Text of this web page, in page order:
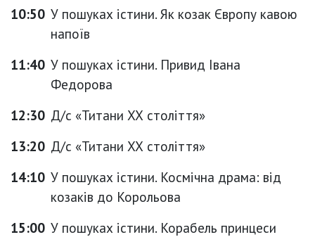
10:50 У пошуках істини. Як козак Європу кавою
напоїв
11:40 У пошуках істини. Привид Івана
Федорова
12:30 Д/с «Титани ХХ століття»
13:20 Д/с «Титани ХХ століття»
14:10 У пошуках істини. Космічна драма: від
козаків до Корольова
15:00 У пошуках істини. Корабель принцеси